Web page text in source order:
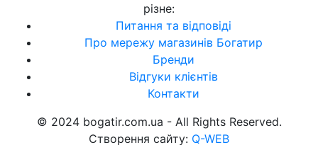
різне:
Питання та відповіді
Про мережу магазинів Богатир
Бренди
Відгуки клієнтів
Контакти
© 2024 bogatir.com.ua - All Rights Reserved.
Створення сайту: Q-WEB